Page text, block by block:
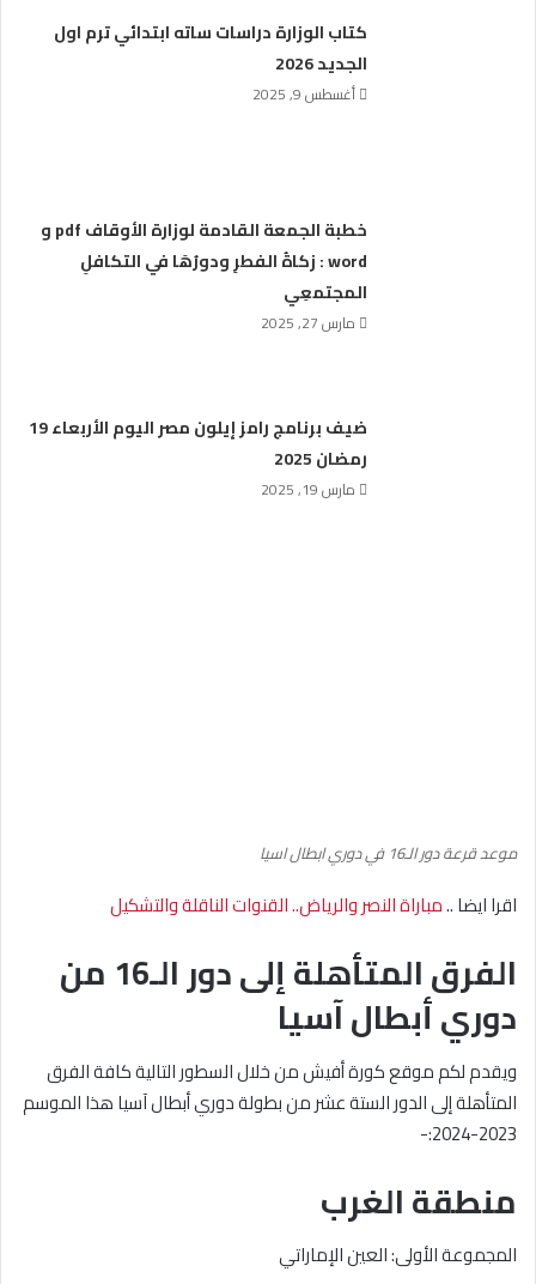
كتاب الوزارة دراسات ساته ابتدائي ترم اول
الجديد 2026
أغسطس 9, 2025
خطبة الجمعة القادمة لوزارة الأوقاف pdf و
word : زكاةُ الفطرِ ودورُهَا في التكافلِ
المجتمعِي
مارس 27, 2025
ضيف برنامج رامز إيلون مصر اليوم الأربعاء 19
رمضان 2025
مارس 19, 2025
موعد قرعة دور الـ16 في دوري ابطال اسيا
اقرا ايضا ..مباراة النصر والرياض.. القنوات الناقلة والتشكيل
الفرق المتأهلة إلى دور الـ16 من
دوري أبطال آسيا
ويقدم لكم موقع كورة أفيش من خلال السطور التالية كافة الفرق
المتأهلة إلى الدور الستة عشر من بطولة دوري أبطال آسيا هذا الموسم
2023-2024:-
منطقة الغرب
المجموعة الأولى: العين الإماراتي